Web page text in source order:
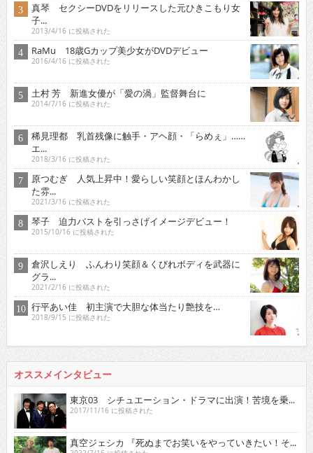
真琴 セクシーDVDをリリースした元ひきこもり女
子...
2013/4/16 に投稿された
RaMu 18歳Gカップ美少女がDVDデビュー
2016/4/16 に投稿された
土村 芳 新進女優が「愛の渦」監督舞台に
2014/7/16 に投稿された
稀見理都 乳首残像に触手・アヘ顔・「らめぇ」……
エ...
2018/3/16 に投稿された
原つむぎ 人気上昇中！愛らしい笑顔とほんわかし
た雰...
2021/3/16 に投稿された
琴子 迫力バストを引っさげイメージデビュー！
2015/10/16 に投稿された
倉沢しえり ふんわり笑顔＆くびれボディを武器に
グラ...
2021/2/16 に投稿された
行平あい佳 初主演で大胆な体当たり艶技を…
2018/9/15 に投稿された
オススメインタビュー
東京03 シチュエーション・ドラマに出演！苦境を乗...
2017/11/16 に投稿された
真空ジェシカ 『死ぬまでお笑いをやっていきたい！そ...